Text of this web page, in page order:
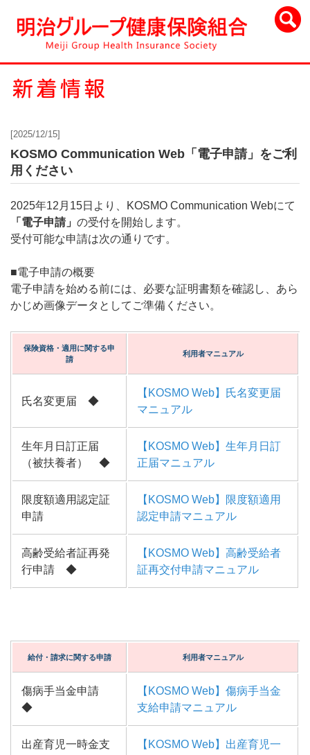
[2025/12/15]
KOSMO Communication Web「電子申請」をご利
用ください
2025年12月15日より、KOSMO Communication Webにて
「電子申請」 の受付を開始します。
受付可能な申請は次の通りです。
■電子申請の概要
電子申請を始める前には、必要な証明書類を確認し、あら
かじめ画像データとしてご準備ください。
保険資格・適用に関する申
請
利用者マニュアル
氏名変更届 ◆
【KOSMO Web】氏名変更届
マニュアル
生年月日訂正届
（被扶養者） ◆
【KOSMO Web】生年月日訂
正届マニュアル
限度額適用認定証
申請
【KOSMO Web】限度額適用
認定申請マニュアル
高齢受給者証再発
行申請 ◆
【KOSMO Web】高齢受給者
証再交付申請マニュアル
給付・請求に関する申請 利用者マニュアル
傷病手当金申請
◆
【KOSMO Web】傷病手当金
支給申請マニュアル
出産育児一時金支
【KOSMO Web】出産育児一